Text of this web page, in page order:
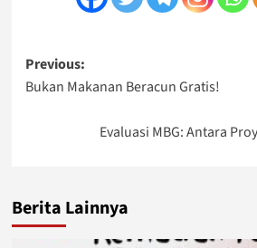
Post
navigation
Previous:
Bukan Makanan Beracun Gratis!
Evaluasi MBG: Antara
Berita Lainnya